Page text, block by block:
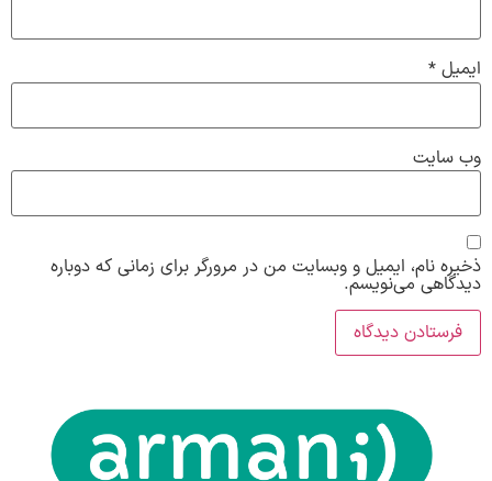
ایمیل *
وب‌ سایت
ذخیره نام، ایمیل و وبسایت من در مرورگر برای زمانی که دوباره
دیدگاهی می‌نویسم.